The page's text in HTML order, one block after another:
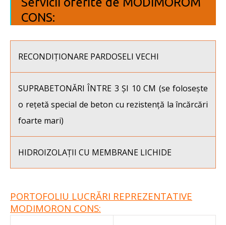
CONS:
RECONDIȚIONARE PARDOSELI VECHI
SUPRABETONĂRI ÎNTRE 3 ȘI 10 CM (se folosește
o rețetă special de beton cu rezistență la încărcări
foarte mari)
HIDROIZOLAȚII CU MEMBRANE LICHIDE
PORTOFOLIU LUCRĂRI REPREZENTATIVE
MODIMORON CONS: